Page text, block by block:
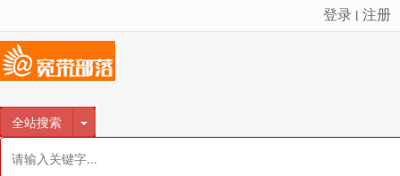
很遗憾，因您的浏览器版本过低导致无法获得最佳浏览体验，推荐下载安装谷歌浏览器！
登录 注册
全站搜索